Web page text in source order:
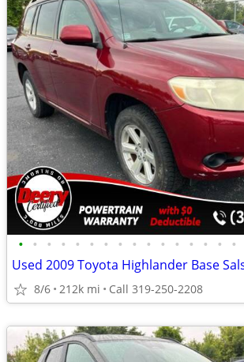
• • • • • • • • • • • • • • • •
Used 2009 Toyota Highlander Base
8/6 212k mi Call 319-250-2208